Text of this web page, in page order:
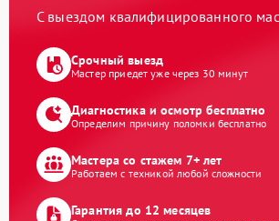
С выездом квалифицированного
Срочный выезд
Мастер приедет уже через 30 минут
Диагностика и осмотр бесплатно
Определим причину поломки бесплатно
Мастера со стажем 7+ лет
Работаем с техникой любой сложности
Гарантия до 12 месяцев